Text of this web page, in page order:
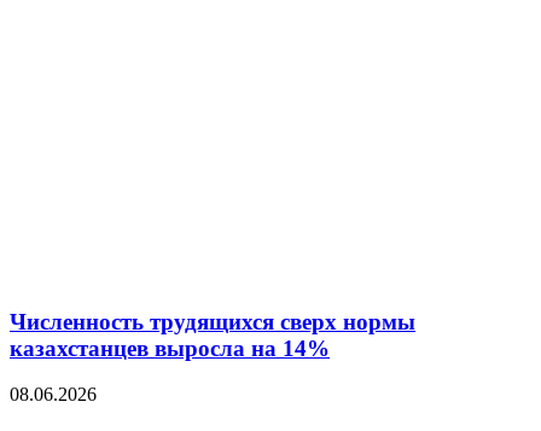
Численность трудящихся сверх нормы
казахстанцев выросла на 14%
08.06.2026